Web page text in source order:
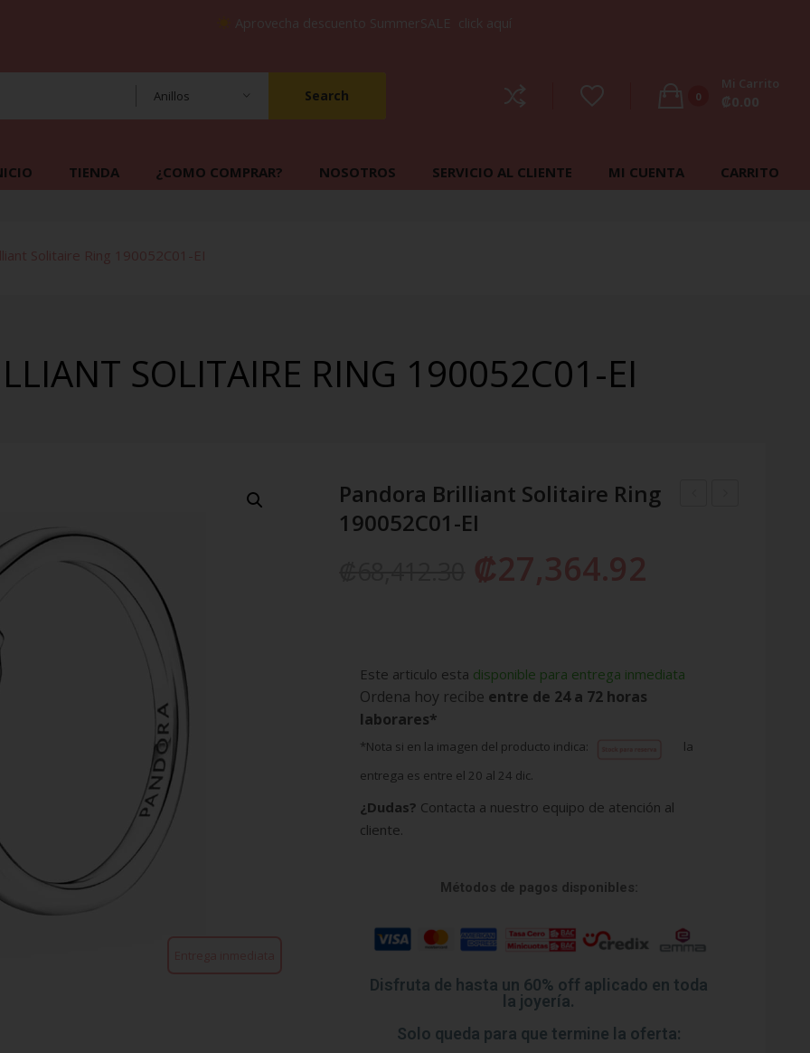
Aprovecha descuento SummerSALE click aquí
Anillos Search 0
Mi Carrito
₡ 0.00
TIENDA ¿COMO COMPRAR? NOSOTROS SERVICIO AL CLIENTE MI CUENTA CARRITO
Solitaire Ring 190052C01-EI
SOLITAIRE RING 190052C01-EI
Pandora Brilliant Solitaire Ring
190052C01-EI
₡27,364.92
Este articulo esta disponible para entrega inmediata
Ordena hoy recibe entre de 24 a 72 horas
laborares*
*Nota si en la imagen del producto indica:
la
entrega es entre el 20 al 24 dic.
¿Dudas? Contacta a nuestro equipo de atención al
cliente.
Métodos de pagos disponibles:
Disfruta de hasta un 60% off aplicado en toda
la joyería.
Solo queda para que termine la oferta: